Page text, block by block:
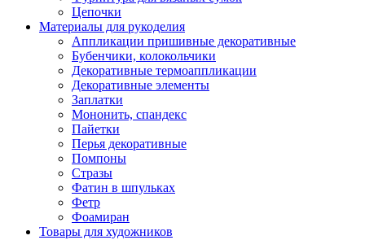
Цепочки
Материалы для рукоделия
Аппликации пришивные декоративные
Бубенчики, колокольчики
Декоративные термоаппликации
Декоративные элементы
Заплатки
Мононить, спандекс
Пайетки
Перья декоративные
Помпоны
Стразы
Фатин в шпульках
Фетр
Фоамиран
Товары для художников